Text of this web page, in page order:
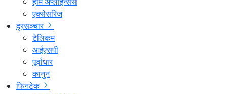
एक्सेसरिज
दूरसञ्चार
टेलिकम
आईएसपी
पूर्वाधार
कानुन
फिनटेक